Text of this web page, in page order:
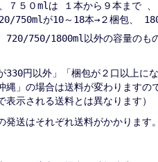
７５０mlは １本から９本まで
750mlが10～18本→２梱包、
720/750/1800ml以外の容量のも
330円以外」「梱包が２口以上
縄」の場合は送料が変わりますの
表示される送料とは異なります）
発送はそれぞれ送料がかかります。